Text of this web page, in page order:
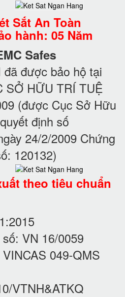
Sắt An Toàn
hành: 05 Năm
Safes
được bảo hộ tại
SỞ HỮU TRÍ TUỆ
(được Cục Sở Hữu
định số
24/2/2009 Chứng
120132)
theo tiêu chuẩn
VN 16/0059
049-QMS
VTNH&ATKQ